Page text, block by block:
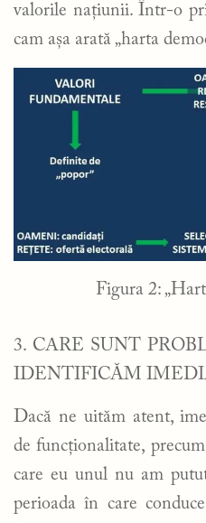
valorile națiunii. Într-o
cam așa arată „harta
Figura 2:
3. CARE SUNT
IDENTIFICĂM
Dacă ne uităm atent,
de funcționalitate,
care eu unul nu am
perioada în care